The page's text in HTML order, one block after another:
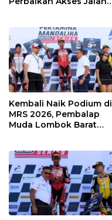
Kembali Naik Podium di
MRS 2026, Pembalap
Muda Lombok Barat